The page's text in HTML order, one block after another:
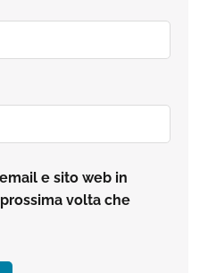
e sito web in
volta che